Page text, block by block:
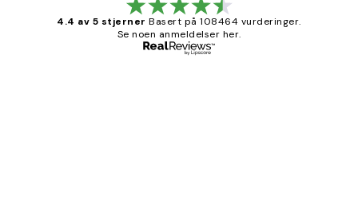
4.4 av 5 stjerner Basert på 108464 vurderinger.
Se noen anmeldelser her.